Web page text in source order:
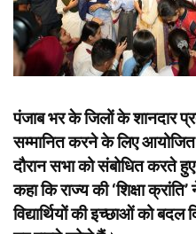
पंजाब भर के जिलों के शानदार
सम्मानित करने के लिए आयोजित
दौरान सभा को संबोधित करते
कहा कि राज्य की ‘शिक्षा
विद्यार्थियों की इच्छाओं को